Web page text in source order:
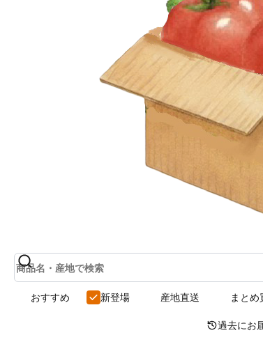
すべて
おすすめ 新登場 産地直送 まとめ
過去にお